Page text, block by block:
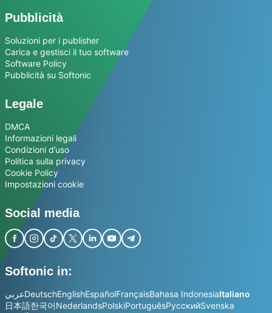
Pubblicità
Soluzioni per i publisher
Carica e gestisci il tuo software
Software Policy
Pubblicità su Softonic
Legale
DMCA
Informazioni legali
Condizioni d’uso
Politica sulla privacy
Cookie Policy
Impostazioni cookie
Social media
Softonic in:
عربيDeutschEnglishEspañolFrançaisBahasa IndonesiaItaliano
日本語한국어NederlandsPolskiPortuguêsРусскийSvenska